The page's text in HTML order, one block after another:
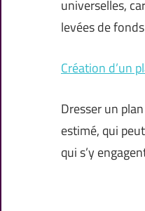
universelles,
levées de
Création d’un
Dresser un
estimé, qui
qui s’y